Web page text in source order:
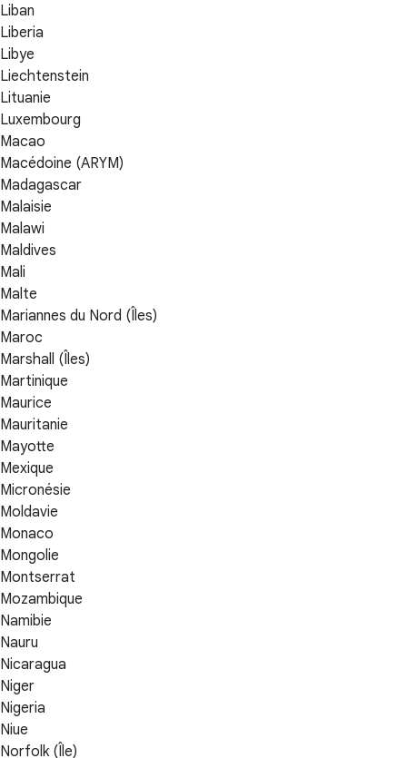
Liban
Liberia
Libye
Liechtenstein
Lituanie
Luxembourg
Macao
Macédoine (ARYM)
Madagascar
Malaisie
Malawi
Maldives
Mali
Malte
Mariannes du Nord (Îles)
Maroc
Marshall (Îles)
Martinique
Maurice
Mauritanie
Mayotte
Mexique
Micronésie
Moldavie
Monaco
Mongolie
Montserrat
Mozambique
Namibie
Nauru
Nicaragua
Niger
Nigeria
Niue
Norfolk (Île)